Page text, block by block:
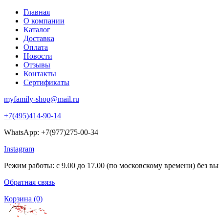
Главная
О компании
Каталог
Доставка
Оплата
Новости
Отзывы
Контакты
Сертификаты
myfamily-shop@mail.ru
+7(495)414-90-14
WhatsApp: +7(977)275-00-34
Instagram
Режим работы: с 9.00 до 17.00 (по московскому времени) без
Обратная связь
Корзина (0)